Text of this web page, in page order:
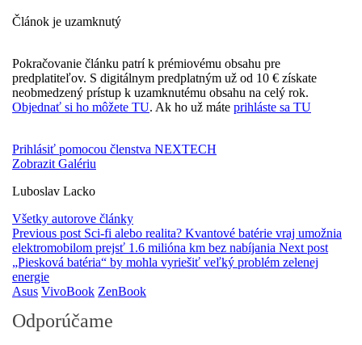
Článok je uzamknutý
Pokračovanie článku patrí k prémiovému obsahu pre
predplatiteľov. S digitálnym predplatným už od 10 € získate
neobmedzený prístup k uzamknutému obsahu na celý rok.
Objednať si ho môžete TU. Ak ho už máte prihláste sa TU
Prihlásiť pomocou členstva NEXTECH
Zobrazit Galériu
Luboslav Lacko
Všetky autorove články
Previous post Sci-fi alebo realita? Kvantové batérie vraj umožnia
elektromobilom prejsť 1.6 milióna km bez nabíjania Next post
„Piesková batéria“ by mohla vyriešiť veľký problém zelenej
energie
Asus VivoBook ZenBook
Odporúčame